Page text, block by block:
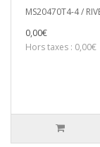
MS20470T4-4 /
0,00€
Hors taxes : 0,00€